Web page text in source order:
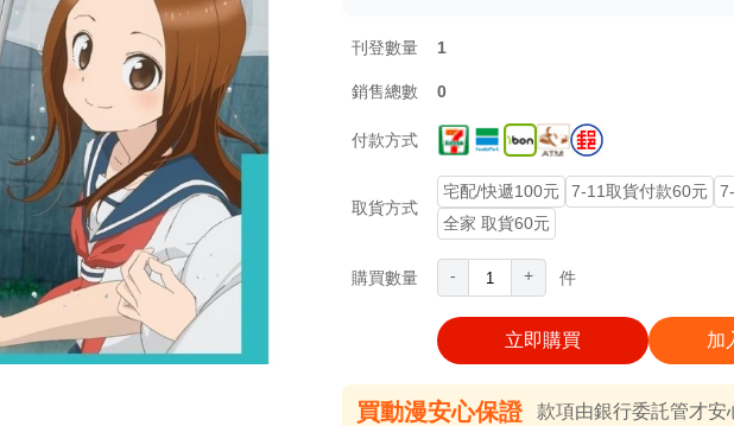
刊登數量 1
銷售總數 0
付款方式
取貨方式
宅配/快遞100元 7-11取貨付款60元
全家 取貨60元
購買數量 - + 件
立即購買 加
買動漫安心保證 款項由銀行委託管才安